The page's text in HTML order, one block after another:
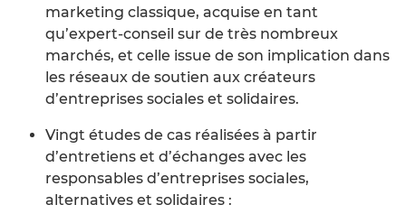
marketing classique, acquise en tant
qu’expert-conseil sur de très nombreux
marchés, et celle issue de son implication dans
les réseaux de soutien aux créateurs
d’entreprises sociales et solidaires.
Vingt études de cas réalisées à partir
d’entretiens et d’échanges avec les
responsables d’entreprises sociales,
alternatives et solidaires :